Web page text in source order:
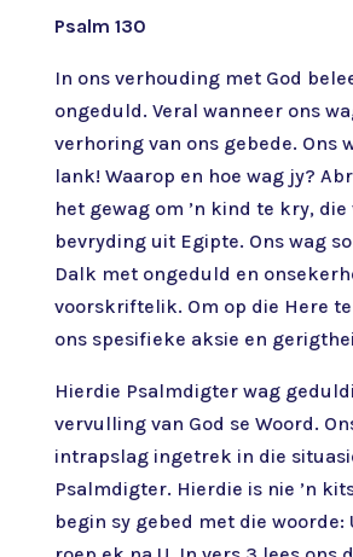
Psalm 130
In ons verhouding met God
ongeduld. Veral wanneer ons
verhoring van ons gebede. Ons
lank! Waarop en hoe wag jy?
het gewag om ’n kind te kry,
bevryding uit Egipte. Ons wag
Dalk met ongeduld en
voorskriftelik. Om op die Here
ons spesifieke aksie en
Hierdie Psalmdigter wag
vervulling van God se Woord.
intrapslag ingetrek in die
Psalmdigter. Hierdie is nie ’n
begin sy gebed met die woorde: